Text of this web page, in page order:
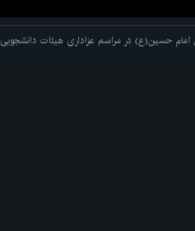
امام حسین(ع) در مراسم عزاداری هیئات دانشجویی